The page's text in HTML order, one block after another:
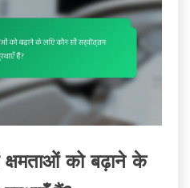
क्षमताओं को बढ़ाने के